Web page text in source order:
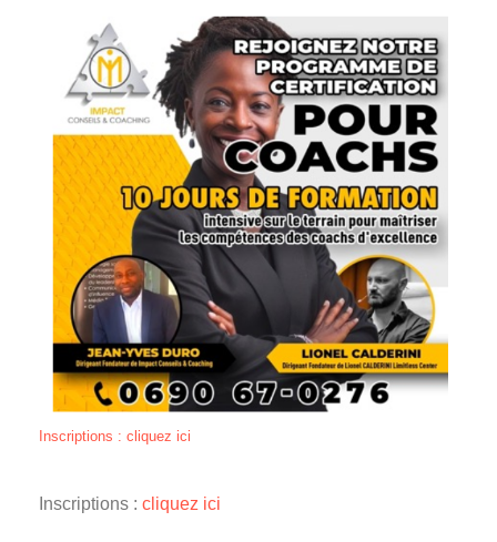
Inscriptions : cliquez ici
Inscriptions : cliquez ici